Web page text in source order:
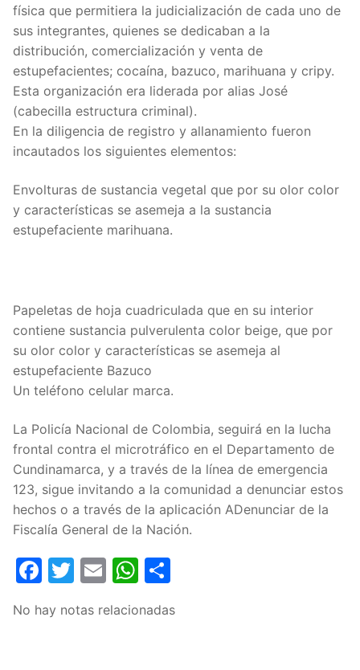
física que permitiera la judicialización de cada uno de
sus integrantes, quienes se dedicaban a la
distribución, comercialización y venta de
estupefacientes; cocaína, bazuco, marihuana y cripy.
Esta organización era liderada por alias José
(cabecilla estructura criminal).
En la diligencia de registro y allanamiento fueron
incautados los siguientes elementos:
Envolturas de sustancia vegetal que por su olor color
y características se asemeja a la sustancia
estupefaciente marihuana.
Papeletas de hoja cuadriculada que en su interior
contiene sustancia pulverulenta color beige, que por
su olor color y características se asemeja al
estupefaciente Bazuco
Un teléfono celular marca.
La Policía Nacional de Colombia, seguirá en la lucha
frontal contra el microtráfico en el Departamento de
Cundinamarca, y a través de la línea de emergencia
123, sigue invitando a la comunidad a denunciar estos
hechos o a través de la aplicación ADenunciar de la
Fiscalía General de la Nación.
Facebook
Twitter
EmailWhatsApp
No hay notas relacionadas